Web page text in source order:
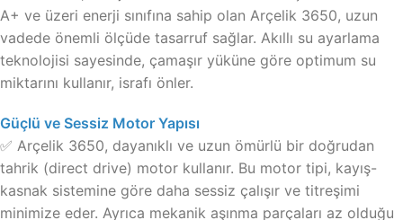
A+ ve üzeri enerji sınıfına sahip olan Arçelik 3650, uzun
vadede önemli ölçüde tasarruf sağlar. Akıllı su ayarlama
teknolojisi sayesinde, çamaşır yüküne göre optimum su
miktarını kullanır, israfı önler.
Güçlü ve Sessiz Motor Yapısı
✅ Arçelik 3650, dayanıklı ve uzun ömürlü bir doğrudan
tahrik (direct drive) motor kullanır. Bu motor tipi, kayış-
kasnak sistemine göre daha sessiz çalışır ve titreşimi
minimize eder. Ayrıca mekanik aşınma parçaları az olduğu